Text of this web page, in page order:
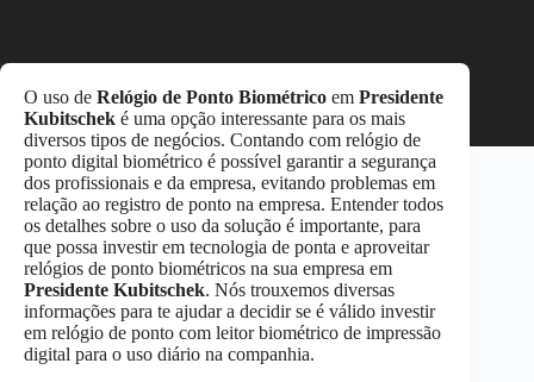
O uso de Relógio de Ponto Biométrico em Presidente
Kubitschek é uma opção interessante para os mais
diversos tipos de negócios. Contando com relógio de
ponto digital biométrico é possível garantir a segurança
dos profissionais e da empresa, evitando problemas em
relação ao registro de ponto na empresa. Entender todos
os detalhes sobre o uso da solução é importante, para
que possa investir em tecnologia de ponta e aproveitar
relógios de ponto biométricos na sua empresa em
Presidente Kubitschek. Nós trouxemos diversas
informações para te ajudar a decidir se é válido investir
em relógio de ponto com leitor biométrico de impressão
digital para o uso diário na companhia.